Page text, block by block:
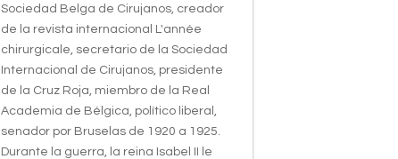
Sociedad Belga de Cirujanos, creador
de la revista internacional L'année
chirurgicale, secretario de la Sociedad
Internacional de Cirujanos, presidente
de la Cruz Roja, miembro de la Real
Academia de Bélgica, político liberal,
senador por Bruselas de 1920 a 1925.
Durante la guerra, la reina Isabel II le